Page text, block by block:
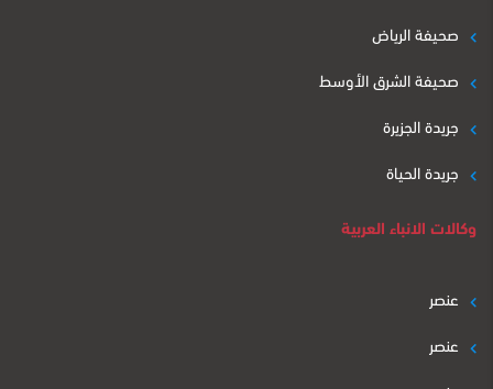
صحيفة الرياض
صحيفة الشرق الأوسط
جريدة الجزيرة
جريدة الحياة
وكالات الانباء العربية
عنصر
عنصر